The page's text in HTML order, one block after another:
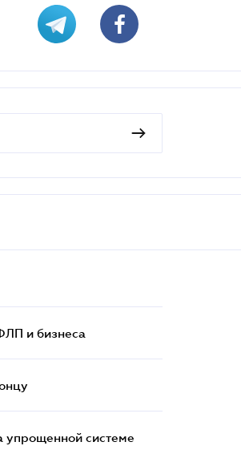
и бизнеса
упрощенной системе